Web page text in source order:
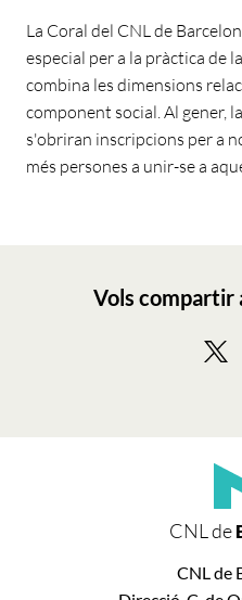
La Coral del CNL de
especial per a la pràctica de
combina les dimensions
component social. Al gener,
s'obriran inscripcions per a
més persones a unir-se a
Vols compartir
CNL de
CNL de